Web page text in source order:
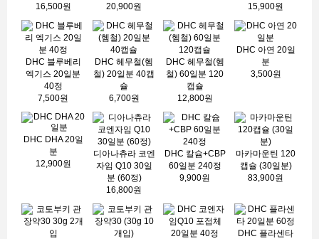
16,500원
20,900원
15,900원
DHC 블루베리
엑기스 20일분
40정
7,500원
DHC 헤무철(헴
철) 20일분 40캡
슐
6,700원
DHC 헤무철(헴
철) 60일분 120
캡슐
12,800원
DHC 아연 20일
분
3,500원
DHC DHA 20일
분
12,900원
디아나츄라 코엔
자임 Q10 30일
분 (60정)
16,800원
DHC 칼슘+CBP
60일분 240정
9,900원
마카마운틴 120
캡슐 (30일분)
83,900원
DHC 플라센타